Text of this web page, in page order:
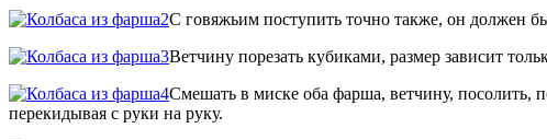
С говяжьим поступить точно также, он должен
Ветчину порезать кубиками, размер зависит
Смешать в миске оба фарша, ветчину,
перекидывая с руки на руку.